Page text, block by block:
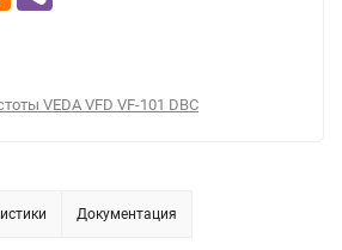
VEDA VFD VF-101 DBC
Документация